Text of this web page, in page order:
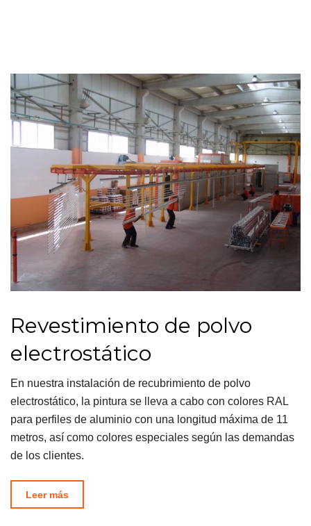
Revestimiento de polvo
electrostático
En nuestra instalación de recubrimiento de polvo
electrostático, la pintura se lleva a cabo con colores RAL
para perfiles de aluminio con una longitud máxima de 11
metros, así como colores especiales según las demandas
de los clientes.
Leer más